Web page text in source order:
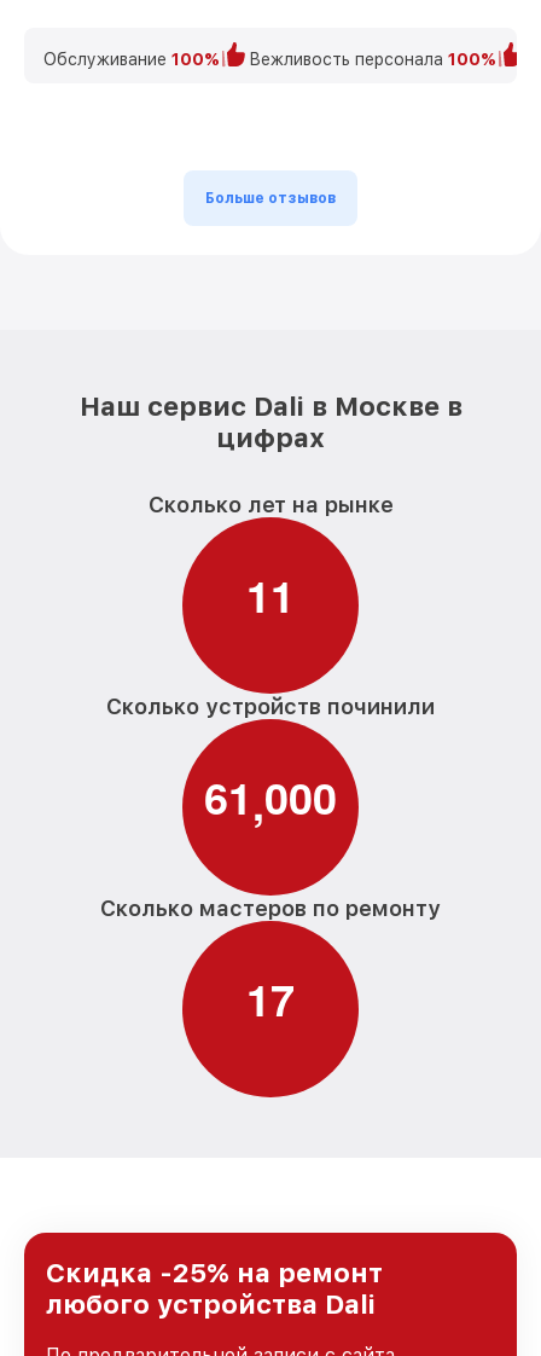
Обслуживание 100% Вежливость персонала 100%
Больше отзывов
Наш сервис Dali в Москве в
цифрах
Сколько лет на рынке
11
Сколько устройств починили
61,000
Сколько мастеров по ремонту
17
Скидка -25% на ремонт
любого устройства Dali